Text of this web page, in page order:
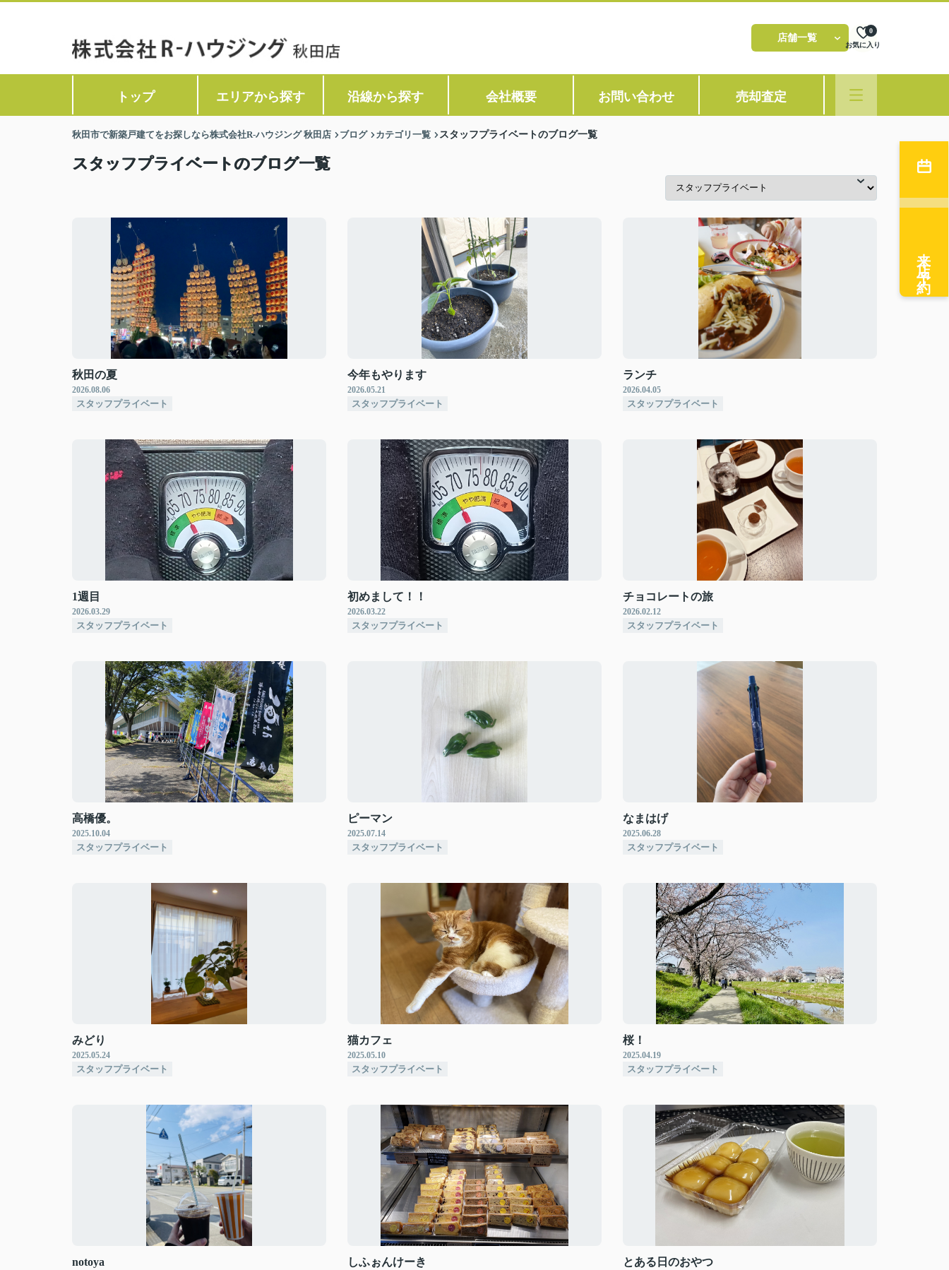
店舗一覧
お気に入り
0
トップ エリアから探す 沿線から探す 会社概要 お問い合わせ 売却査定
秋田市で新築戸建てをお探しなら株式会社R-ハウジング 秋田店 ブログ カテゴリ一覧 スタッフプライベートのブログ一覧
スタッフプライベートのブログ一覧
秋田の夏
2026.08.06
スタッフプライベート
今年もやります
2026.05.21
スタッフプライベート
ランチ
2026.04.05
スタッフプライベート
1週目
2026.03.29
スタッフプライベート
初めまして！！
2026.03.22
スタッフプライベート
チョコレートの旅
2026.02.12
スタッフプライベート
高橋優。
2025.10.04
スタッフプライベート
ピーマン
2025.07.14
スタッフプライベート
なまはげ
2025.06.28
スタッフプライベート
みどり
2025.05.24
スタッフプライベート
猫カフェ
2025.05.10
スタッフプライベート
桜！
2025.04.19
スタッフプライベート
notoya しふぉんけーき とある日のおやつ
来店予約